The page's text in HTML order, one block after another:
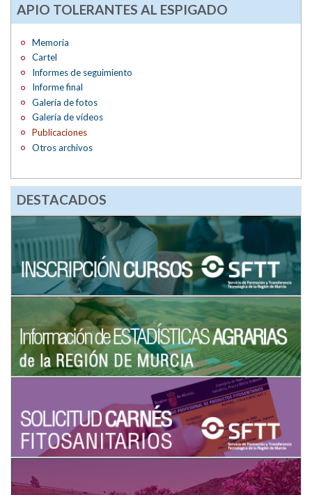
APIO TOLERANTES AL ESPIGADO
Memoria
Cartel
Informes de seguimiento
Informe final
Galería de fotos
Galería de vídeos
Publicaciones
Otros archivos
DESTACADOS